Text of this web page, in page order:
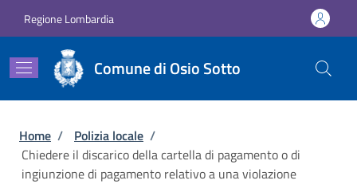
Regione Lombardia
Comune di Osio Sotto
Briciole di pane
Home / Polizia locale /
Chiedere il discarico della cartella di pagamento o di
ingiunzione di pagamento relativo a una violazione